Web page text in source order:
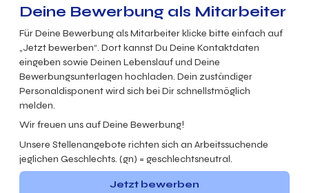
Deine Bewerbung als Mitarbeiter
Für Deine Bewerbung als Mitarbeiter klicke bitte einfach auf
„Jetzt bewerben“. Dort kannst Du Deine Kontaktdaten
eingeben sowie Deinen Lebenslauf und Deine
Bewerbungsunterlagen hochladen. Dein zuständiger
Personaldisponent wird sich bei Dir schnellstmöglich
melden.
Wir freuen uns auf Deine Bewerbung!
Unsere Stellenangebote richten sich an Arbeitssuchende
jeglichen Geschlechts. (gn) = geschlechtsneutral.
Jetzt bewerben